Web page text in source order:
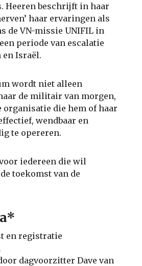
Heeren beschrijft in haar
haar ervaringen als
de VN-missie UNIFIL in
periode van escalatie
en Israël.
wordt niet alleen
de militair van morgen,
organisatie die hem of haar
wendbaar en
te opereren.
iedereen die wil
toekomst van de
en registratie
dagvoorzitter Dave van